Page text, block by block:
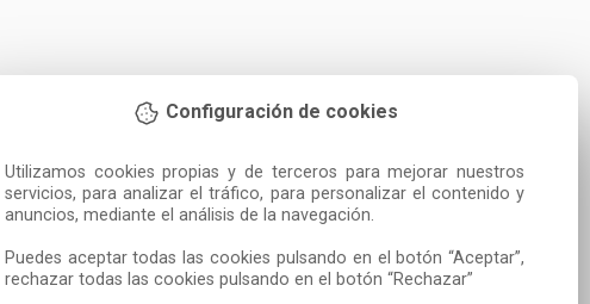
Configuración de cookies
Utilizamos cookies propias y de terceros para mejorar nuestros
servicios, para analizar el tráfico, para personalizar el contenido y
anuncios, mediante el análisis de la navegación.
Puedes aceptar todas las cookies pulsando en el botón “Aceptar”,
rechazar todas las cookies pulsando en el botón “Rechazar”